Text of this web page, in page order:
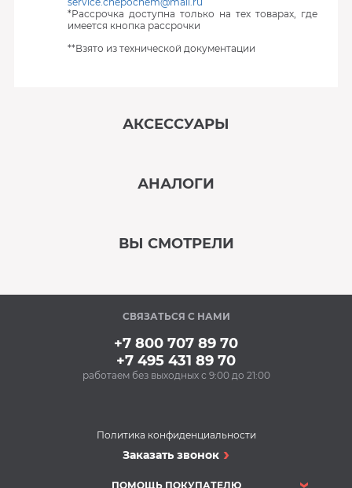
*Рассрочка доступна только на тех товарах, где
имеется кнопка рассрочки
**Взято из технической документации
АКСЕССУАРЫ
(500 мл) (для духовых
шкафов, грилей,
кухонных вытяжек)
468 Р
АНАЛОГИ
Вытяжка FALMEC
LAGUNA STEEL
ВЫ СМОТРЕЛИ
В наличии
СВЯЗАТЬСЯ С НАМИ
+7 800 707 89 70
+7 495 431 89 70
работаем без выходных с 9:00 до 21:00
Политика конфиденциальности
Заказать звонок
ПОМОЩЬ ПОКУПАТЕЛЮ